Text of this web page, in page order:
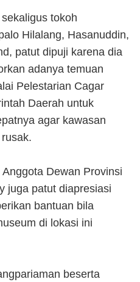
tokoh
Hilalang, Hasanuddin,
patut dipuji karena dia
adanya temuan
Pelestarian Cagar
Daerah untuk
agar kawasan
Dewan Provinsi
juga patut diapresiasi
bantuan bila
di lokasi ini
beserta